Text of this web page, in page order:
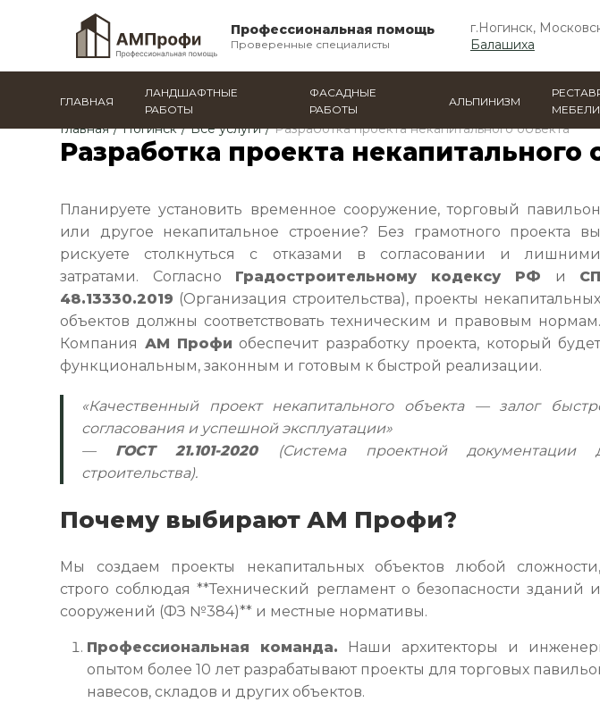
Профессиональная помощь
Проверенные специалисты
г.Ногинск,
Балашиха
ГЛАВНАЯ
ЛАНДШАФТНЫЕ
РАБОТЫ
ФАСАДНЫЕ
РАБОТЫ
АЛЬПИНИЗМ
МЕБЕЛИ
Главная / Ногинск / Все услуги / Разработка проекта некапитального объекта
Разработка проекта некапитального
Планируете установить временное сооружение, торговый павильон
или другое некапитальное строение? Без грамотного проекта вы
рискуете столкнуться с отказами в согласовании и лишними
затратами. Согласно Градостроительному кодексу РФ и СП
48.13330.2019 (Организация строительства), проекты некапитальных
объектов должны соответствовать техническим и правовым нормам.
Компания АМ Профи обеспечит разработку проекта, который
функциональным, законным и готовым к быстрой реализации.
«Качественный проект некапитального объекта — залог
согласования и успешной эксплуатации»
— ГОСТ 21.101-2020(Система проектной документации
строительства).
Почему выбирают АМ Профи?
Мы создаем проекты некапитальных объектов любой сложности,
строго соблюдая **Технический регламент о безопасности зданий и
сооружений (ФЗ №384)** и местные нормативы.
Профессиональная команда. Наши архитекторы и
опытом более 10 лет разрабатывают проекты для торговых
навесов, складов и других объектов.